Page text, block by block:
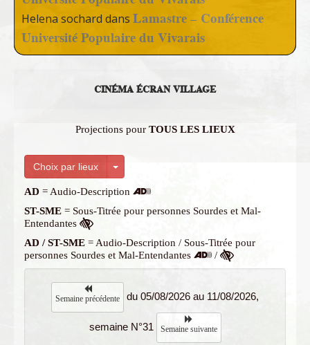
Helena sochard dans Lamastre – Conférence
Université Populaire du Vivarais
CINÉMA ÉCRAN VILLAGE